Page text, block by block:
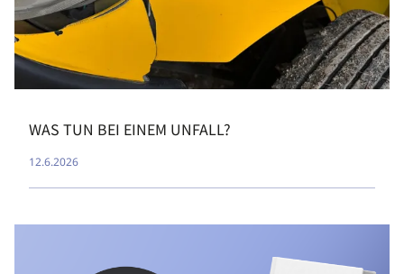
WAS TUN BEI EINEM UNFALL?
12.6.2026